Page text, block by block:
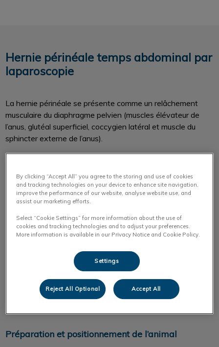
Hernie périnéale temps abdominal par
laparoscopie
La hernie périnéale se présente comme un relâchement
musculaire du diaphragme pelvien (muscles élévateur de
l’anus, glutéal superficiel, coccygien latéral et muscle du
sphincter externe de l’anus).
temps périnéal (idéalement herniorraphie par transposition
du muscle obturateur interne).
Lorsque la vessie, la prostate, le côlon ou un diverticule
rectal sont engagés dans le sac herniaire, la réduction de la
hernie est largement facilitée si ces organes sont
préalablement fixés en position physiologique lors
d’un temps chirurgical abdominal. La laparoscopie facilite ce
geste chirurgical en utilisant un abord mini-invasif de la
cavité abdominale ainsi qu’une observation magnifiée du
côlon descendant et des canaux déférents jusque dans le
Préparation et positionnement de l’animal
By clicking “Accept All” you agree to the storing and use of cookies
and tracking technologies on your device to enhance site navigation,
improve the performance of our website, analyse website use, and
assist our marketing efforts.
Select “Cookie Settings” for more information about the use of
cookies and tracking technologies and to adjust your preferences.
More information is available in our Privacy Notice and Cookie Policy.
Settings
Reject All Optional Accept All